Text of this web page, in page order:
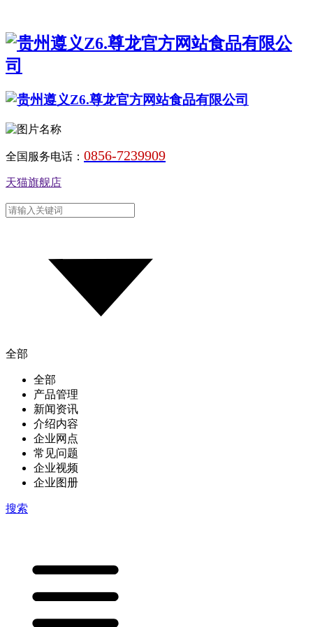
全国服务电话： 0856-7239909
天猫旗舰店
全部
全部
产品管理
新闻资讯
介绍内容
企业网点
常见问题
企业视频
企业图册
搜索